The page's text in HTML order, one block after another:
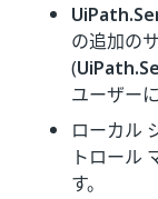
の追加の
(
ユーザー
ローカル
トロール
す。